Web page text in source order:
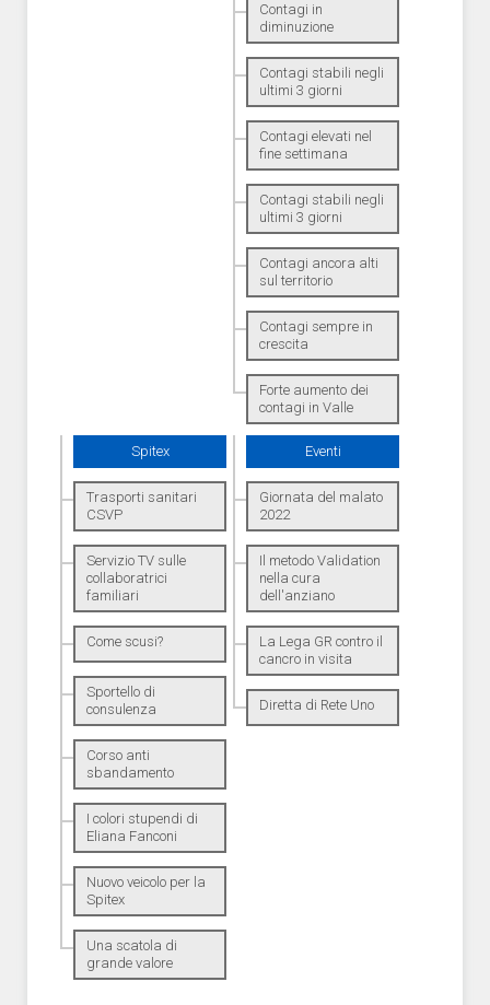
Contagi in
diminuzione
Contagi stabili negli
ultimi 3 giorni
Contagi elevati nel
fine settimana
Contagi stabili negli
ultimi 3 giorni
Contagi ancora alti
sul territorio
Contagi sempre in
crescita
Forte aumento dei
contagi in Valle
Spitex
Trasporti sanitari
CSVP
Servizio TV sulle
collaboratrici
familiari
Come scusi?
Sportello di
consulenza
Corso anti
sbandamento
I colori stupendi di
Eliana Fanconi
Nuovo veicolo per la
Spitex
Una scatola di
grande valore
Eventi
Giornata del malato
2022
Il metodo Validation
nella cura
dell'anziano
La Lega GR contro il
cancro in visita
Diretta di Rete Uno